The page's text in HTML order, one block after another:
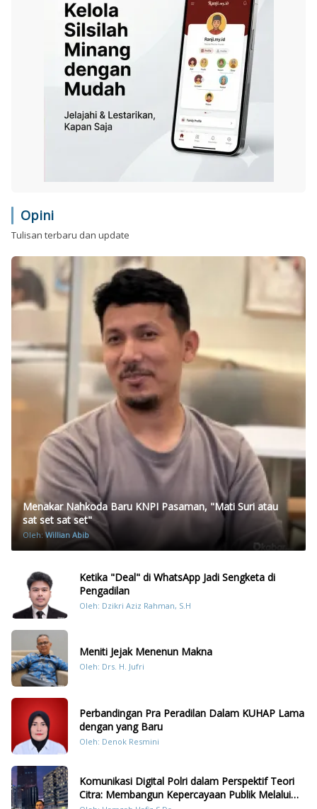
Opini
Tulisan terbaru dan update
Menakar Nahkoda Baru KNPI Pasaman, "Mati Suri atau
sat set sat set"
Oleh:Willian Abib
Ketika "Deal" di WhatsApp Jadi Sengketa di
Pengadilan
Oleh: Dzikri Aziz Rahman, S.H
Meniti Jejak Menenun Makna
Oleh: Drs. H. Jufri
Perbandingan Pra Peradilan Dalam KUHAP Lama
dengan yang Baru
Oleh: Denok Resmini
Komunikasi Digital Polri dalam Perspektif Teori
Citra: Membangun Kepercayaan Publik Melalui